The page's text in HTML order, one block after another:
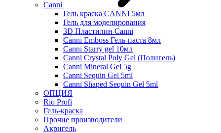
Canni
Гель краска CANNI 5мл
Гель для моделирования
3D Пластилин Canni
Canni Emboss Гель-паста 8мл
Canni Starry gel 10мл
Canni Crystal Poly Gel (Полигель)
Canni Mineral Gel 5g
Canni Sequin Gel 5ml
Canni Shaped Sequin Gel 5ml
ОПЦИЯ
Rio Profi
Гель-краска
Прочие производители
Акригель